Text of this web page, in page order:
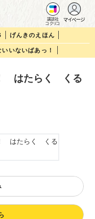
講談社
コクリコ
マイページ
げんきのえほん
いいないばあっ！
はたらく くる